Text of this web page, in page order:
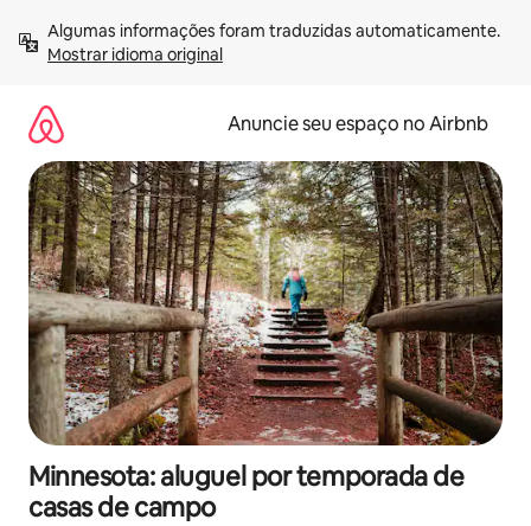
para
Mostrar idioma original
Anuncie seu espaço no Airbnb
Minnesota: aluguel por temporada de
casas de campo